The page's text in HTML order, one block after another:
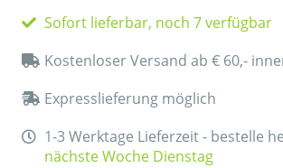
Sofort lieferbar, noch 7 verfügbar
Kostenloser Versand ab € 60,-
Expresslieferung möglich
1-3 Werktage Lieferzeit - bestelle
nächste Woche Dienstag